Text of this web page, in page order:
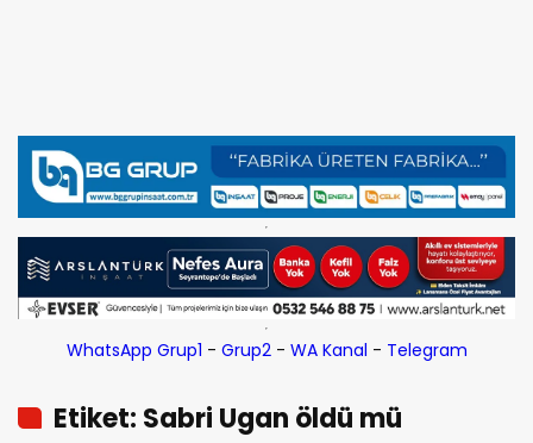
WhatsApp Grup1 - Grup2- WA Kanal - Telegram
Etiket: Sabri Ugan öldü mü